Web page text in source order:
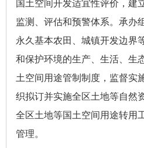
国土空间开发适宜性评价，建
监测、评估和预警体系。承办
永久基本农田、城镇开发边界
和保护环境的生产、生活、生
土空间用途管制制度，监督实
织拟订并实施全区土地等自然
全区土地等国土空间用途转用
管理。